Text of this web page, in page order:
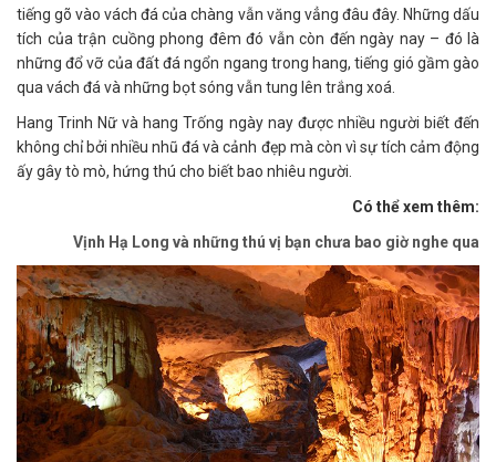
tiếng gõ vào vách đá của chàng vẫn văng vẳng đâu đây. Những dấu
tích của trận cuồng phong đêm đó vẫn còn đến ngày nay – đó là
những đổ vỡ của đất đá ngổn ngang trong hang, tiếng gió gầm gào
qua vách đá và những bọt sóng vẫn tung lên trắng xoá.
Hang Trinh Nữ và hang Trống ngày nay được nhiều người biết đến
không chỉ bởi nhiều nhũ đá và cảnh đẹp mà còn vì sự tích cảm động
ấy gây tò mò, hứng thú cho biết bao nhiêu người.
Có thể xem thêm:
Vịnh Hạ Long và những thú vị bạn chưa bao giờ nghe qua